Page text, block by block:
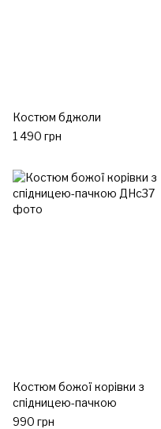
Костюм бджоли
1 490 грн
Костюм божої корівки з
спідницею-пачкою
990 грн